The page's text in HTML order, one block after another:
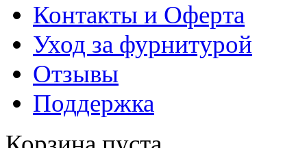
Контакты и Оферта
Уход за фурнитурой
Отзывы
Поддержка